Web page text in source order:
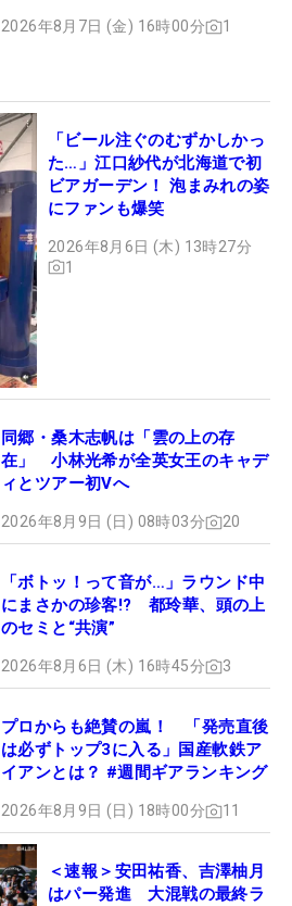
2026年8月7日 (金) 16時00分 1
「ビール注ぐのむずかしかっ
た…」江口紗代が北海道で初
ビアガーデン！ 泡まみれの姿
にファンも爆笑
2026年8月6日 (木) 13時27分
1
同郷・桑木志帆は「雲の上の存
在」 小林光希が全英女王のキャデ
ィとツアー初Vへ
2026年8月9日 (日) 08時03分 20
「ボトッ！って音が…」ラウンド中
にまさかの珍客!? 都玲華、頭の上
のセミと“共演”
2026年8月6日 (木) 16時45分 3
プロからも絶賛の嵐！ 「発売直後
は必ずトップ3に入る」国産軟鉄ア
イアンとは？ #週間ギアランキング
2026年8月9日 (日) 18時00分 11
＜速報＞安田祐香、吉澤柚月
はパー発進 大混戦の最終ラ